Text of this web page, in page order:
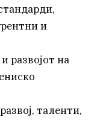
и
развојот на
таленти,